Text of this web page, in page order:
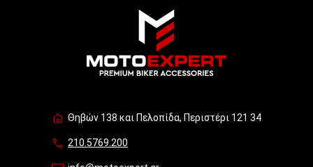
Θηβών 138 και Πελοπίδα, Περιστέρι 121 34
210.5769.200